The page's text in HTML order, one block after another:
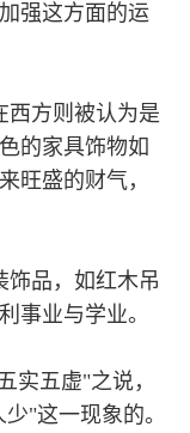
强这方面的运
西方则被认为是
的家具饰物如
旺盛的财气，
饰品，如红木吊
事业与学业。
实五虚"之说，
"这一现象的。